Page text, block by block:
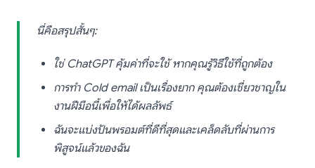
นี่คือสรุปสั้นๆ:
ใช่ ChatGPT คุ้มค่าที่จะใช้ หากคุณรู้วิธีใช้ที่ถูกต้อง
การทำ Cold email เป็นเรื่องยาก คุณต้องเชี่ยวชาญใน
งานฝีมือนี้เพื่อให้ได้ผลลัพธ์
ฉันจะแบ่งปันพรอมต์ที่ดีที่สุดและเคล็ดลับที่ผ่านการ
พิสูจน์แล้วของฉัน